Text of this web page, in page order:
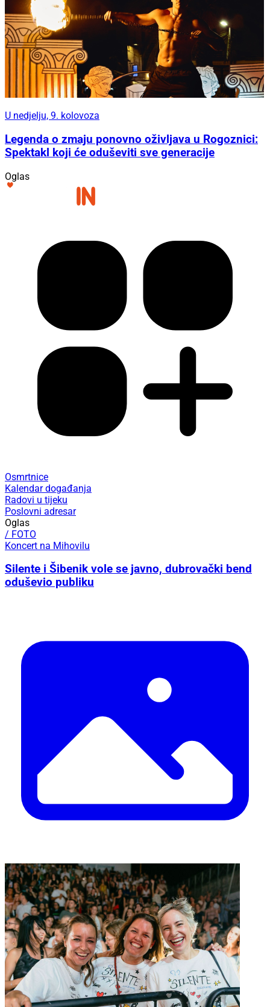
U nedjelju, 9. kolovoza
Legenda o zmaju ponovno oživljava u Rogoznici:
Spektakl koji će oduševiti sve generacije
Oglas
Osmrtnice
Kalendar događanja
Radovi u tijeku
Poslovni adresar
Oglas
/ FOTO
Koncert na Mihovilu
Silente i Šibenik vole se javno, dubrovački bend
oduševio publiku